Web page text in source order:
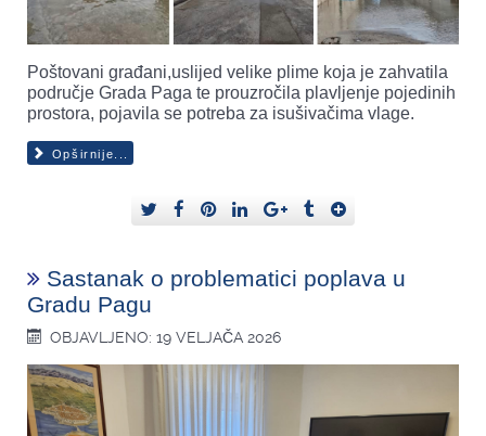
Poštovani građani,uslijed velike plime koja je zahvatila
područje Grada Paga te prouzročila plavljenje pojedinih
prostora, pojavila se potreba za isušivačima vlage.
Opširnije...
Sastanak o problematici poplava u
Gradu Pagu
OBJAVLJENO: 19 VELJAČA 2026